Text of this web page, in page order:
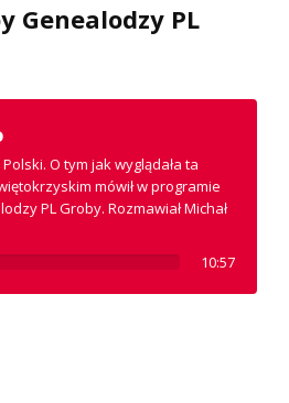
Genealodzy PL
O tym jak wyglądała ta
mówił w programie
PL Groby. Rozmawiał Michał
10:57